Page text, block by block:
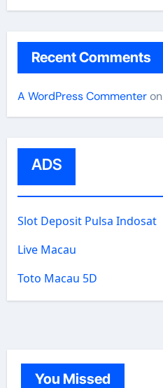
Recent Comments
A WordPress Commenteron
ADS
Slot Deposit Pulsa Indosat
Live Macau
Toto Macau 5D
You Missed